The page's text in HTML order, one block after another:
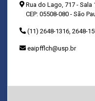
Rua do Lago, 717 - Sala
CEP: 05508-080 - São
(11) 2648-1316, 2648-
eaipfflch@usp.br